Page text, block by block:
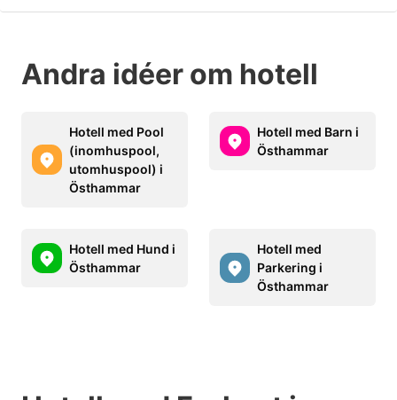
Andra idéer om hotell
Hotell med Pool
(inomhuspool,
utomhuspool) i
Östhammar
Hotell med Barn i
Östhammar
Hotell med Hund i
Östhammar
Hotell med
Parkering i
Östhammar